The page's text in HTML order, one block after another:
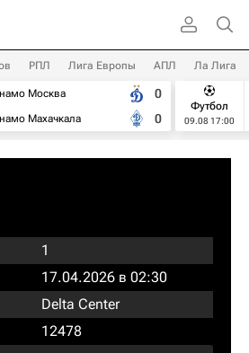
РПЛ Лига Европы АПЛ Ла Лига
Москва
Махачкала
0
0
Футбол
09.08 17:00
1
17.04.2026 в 02:30
Delta Center
12478